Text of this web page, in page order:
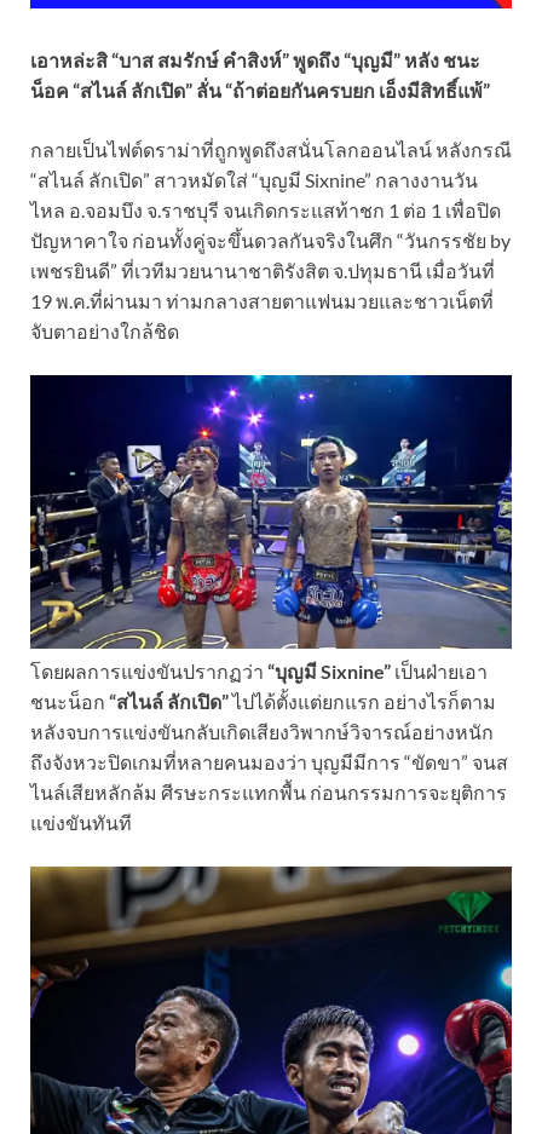
เอาหล่ะสิ “บาส สมรักษ์ คำสิงห์” พูดถึง “บุญมี” หลัง ชนะ
น็อค “สไนล์ ลักเปิด” ลั่น “ถ้าต่อยกันครบยก เอ็งมีสิทธิ์แพ้”
กลายเป็นไฟต์ดราม่าที่ถูกพูดถึงสนั่นโลกออนไลน์ หลังกรณี
“สไนล์ ลักเปิด” สาวหมัดใส่ “บุญมี Sixnine” กลางงานวัน
ไหล อ.จอมบึง จ.ราชบุรี จนเกิดกระแสท้าชก 1 ต่อ 1 เพื่อปิด
ปัญหาคาใจ ก่อนทั้งคู่จะขึ้นดวลกันจริงในศึก “วันกรรชัย by
เพชรยินดี” ที่เวทีมวยนานาชาติรังสิต จ.ปทุมธานี เมื่อวันที่
19 พ.ค.ที่ผ่านมา ท่ามกลางสายตาแฟนมวยและชาวเน็ตที่
จับตาอย่างใกล้ชิด
โดยผลการแข่งขันปรากฏว่า “บุญมี Sixnine” เป็นฝ่ายเอา
ชนะน็อก “สไนล์ ลักเปิด”ไปได้ตั้งแต่ยกแรก อย่างไรก็ตาม
หลังจบการแข่งขันกลับเกิดเสียงวิพากษ์วิจารณ์อย่างหนัก
ถึงจังหวะปิดเกมที่หลายคนมองว่า บุญมีมีการ “ขัดขา” จนส
ไนล์เสียหลักล้ม ศีรษะกระแทกพื้น ก่อนกรรมการจะยุติการ
แข่งขันทันที